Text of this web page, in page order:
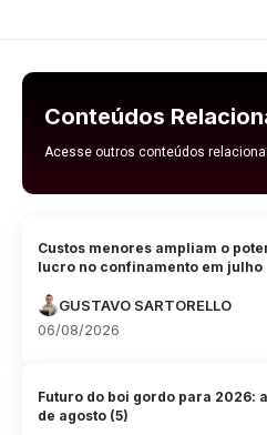
Conteúdos
Acesse outros conteúdos
Custos menores ampliam o
lucro no confinamento em julho
GUSTAVO SARTORELLO
06/08/2026
Futuro do boi gordo para 2026:
de agosto (5)